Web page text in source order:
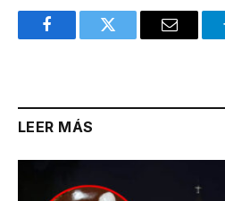
FacebookTwitter Email
LEER MÁS